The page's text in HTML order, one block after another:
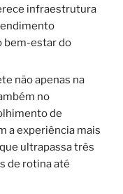
infraestrutura
bem-estar do
não apenas na
no
de
a experiência mais
ultrapassa três
de rotina até